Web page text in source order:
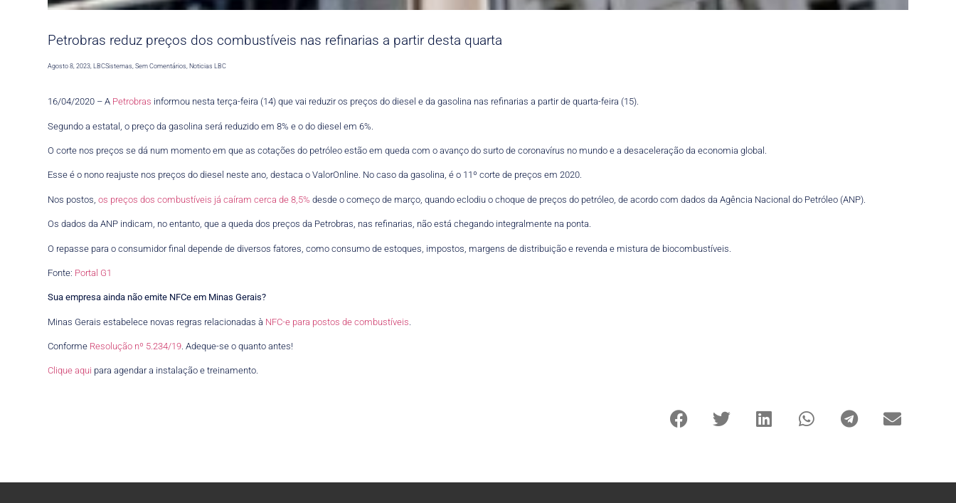
Petrobras reduz preços dos combustíveis nas refinarias a partir desta quarta
Agosto 8, 2023 ,LBCSistemas Sem Comentários Noticias LBC
16/04/2020 – A Petrobras informou nesta terça-feira (14) que vai reduzir os preços do diesel e da gasolina nas refinarias a partir de quarta-feira (15).
Segundo a estatal, o preço da gasolina será reduzido em 8% e o do diesel em 6%.
O corte nos preços se dá num momento em que as cotações do petróleo estão em queda com o avanço do surto de coronavírus no mundo e a desaceleração da economia global.
Esse é o nono reajuste nos preços do diesel neste ano, destaca o ValorOnline. No caso da gasolina, é o 11º corte de preços em 2020.
Nos postos,os preços dos combustíveis já caíram cerca de 8,5% desde o começo de março, quando eclodiu o choque de preços do petróleo, de acordo com dados da Agência Nacional do Petróleo (ANP).
Os dados da ANP indicam, no entanto, que a queda dos preços da Petrobras, nas refinarias, não está chegando integralmente na ponta.
O repasse para o consumidor final depende de diversos fatores, como consumo de estoques, impostos, margens de distribuição e revenda e mistura de biocombustíveis.
Fonte: Portal G1
Sua empresa ainda não emite NFCe em Minas Gerais?
Minas Gerais estabelece novas regras relacionadas à NFC-e para postos de combustíveis
Conforme Resolução nº 5.234/19. Adeque-se o quanto antes!
Clique aqui para agendar a instalação e treinamento.